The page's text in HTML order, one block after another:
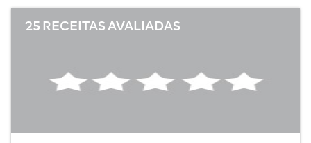
25 RECEITAS AVALIADAS